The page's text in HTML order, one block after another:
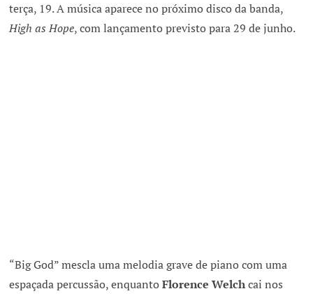
terça, 19. A música aparece no próximo disco da banda,
High as Hope, com lançamento previsto para 29 de junho.
“Big God” mescla uma melodia grave de piano com uma
espaçada percussão, enquantoFlorence Welchcai nos